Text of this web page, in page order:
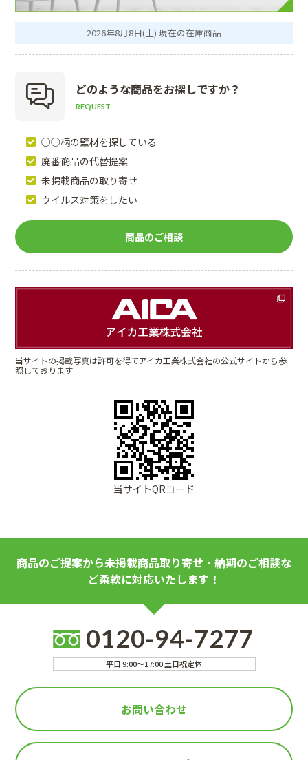
2026年8月8日(土) 現在の在庫商品
どのような商品をお探しですか？
REQUEST
○○柄の壁材を探している
廃番商品の代替提案
未掲載商品の取り寄せ
ウイルス対策をしたい
商品のご相談
当サイトの掲載写真は許可を得てアイカ工業株式会社の公式サイトから参
照しております
当サイトQRコード
商品のご提案から未掲載商品取り寄せ・納期のご相談な
ど柔軟に対応いたします！
0120-94-7277
平日 9:00～17:00 土日祝定休
お問い合わせ